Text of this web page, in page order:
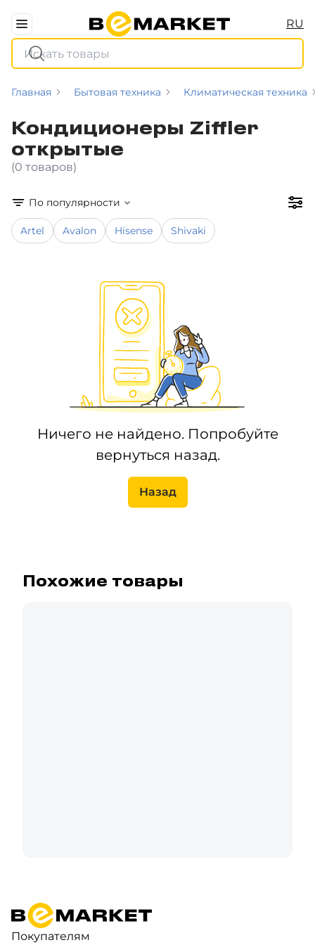
RU
Главная Бытовая техника Климатическая техника
Кондиционеры Ziffler
открытые
(0 товаров)
По популярности
Artel Avalon Hisense Shivaki
Ничего не найдено. Попробуйте
вернуться назад.
Назад
Похожие товары
Покупателям